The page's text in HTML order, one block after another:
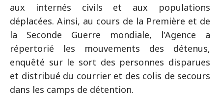
aux internés civils et aux populations
déplacées. Ainsi, au cours de la Première et de
la Seconde Guerre mondiale, l'Agence a
répertorié les mouvements des détenus,
enquêté sur le sort des personnes disparues
et distribué du courrier et des colis de secours
dans les camps de détention.